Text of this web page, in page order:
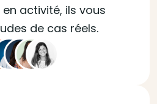
activité, ils vous
de cas réels.